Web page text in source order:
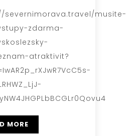
severnimorava.travel/musite-
zdarma-
atraktivit?
MORE